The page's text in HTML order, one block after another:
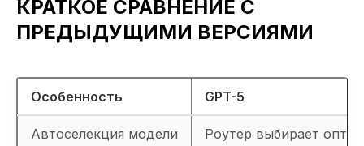
КРАТКОЕ СРАВНЕНИЕ С
ПРЕДЫДУЩИМИ ВЕРСИЯМИ
Особенность GPT-5
Автоселекция модели Роутер выбирает